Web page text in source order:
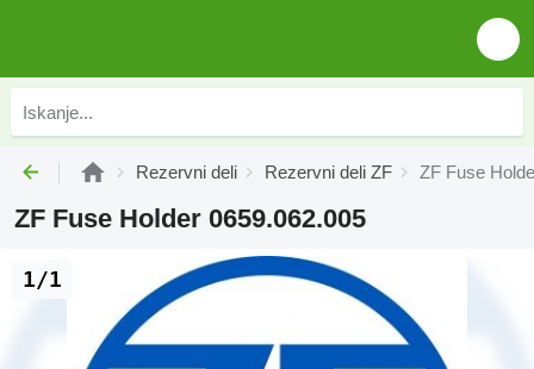
Rezervni deli Rezervni deli ZF ZF Fuse
ZF Fuse Holder 0659.062.005
1/1